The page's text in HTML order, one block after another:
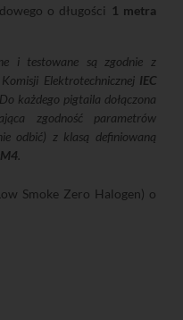
o długości 1 metra
i testowane są zgodnie z
Elektrotechnicznej IEC
każdego pigtaila dołączona
zgodność parametrów
odbić) z klasą definiowaną
.
Smoke Zero Halogen) o